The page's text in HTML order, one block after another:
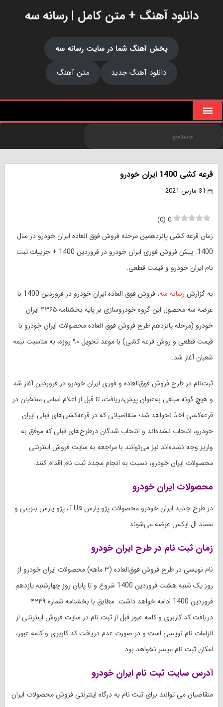
دانلود آهنگ + متن کامل | رسانه سه
پخش آهنگ شما در سایت رسانه سه
دانلود آهنگ جدید
متن آهنگ
قرعه کشی 1400 ایران خودرو
31 مارس 2021
0
(
0
)
زمان قرعه کشی پانزدهمین مرحله فروش فوق العاده ایران خودرو در سال
1400. پیش فروش فوری ایران خودرو در فروردین 1400 + جزییات ثبت
نام ایران خودرو و قیمت قطعی.
به گزارش رسانه سه
، فروش فوق العاده ایران خودرو در فروردین 1400 با
عرضه سه محصول این گروه خودروسازی بر پایه بخشنامه ۴۳۶۵ ایران
خودرو (مرحله پانزدهم طرح فروش فوق العاده محصولات ایران خودرو با
قیمت قطعی و روش قرعه کشی) با موعد تحویل ۹۰ روزه، به مناسبت نبمه
شعبان آغاز شد.
ثبت‌نام در طرح فروش فوق‌العاده و فوری ایران خودرو در فروردین آغاز شد
و هیچ گونه مبلغی به‌عنوان پیش‌دریافت، تا قبل از اعلام اسامی منتخبان در
قرعه‌کشی اخذ نخواهد شد؛ متقاضیانی که در قرعه‌کشی‌های قبلی ایران
خودرو، انتخاب نشده‌اند و انتخاب شدگان درطرح‌های قبلی که موفق به
واریز وجه نشده‌اند نیز می‌توانند با مراجعه به سایت فروش اینترنتی
محصولات ایران خودرو، نسبت به انجام مجدد ثبت نام اقدام کنند.
محصولات ایران خودرو
در طرح جدید ایران خودرو محصولات پژو پارس TU۵، پژو پارس بنزینی و
سمند ال ایکس عرضه می‌شوند.
زمان ثبت نام در طرح ایران خودرو
نام نویسی در طرح فروش فوق‌العاده (۳ ماهه) محصولات ایران خودرو از
روز یک شنبه هشت فروردین 1400 شروع و تا پایان روز چهارشنبه یازدهم
فروردین 1400 ادامه خواهد داشت. مطابق با بخشنامه شماره ۴۲۴۹
دریافت کد کاربری و کلمه عبور قبل از ثبت نام در سایت فروش اینترنتی از
الزامات نام نویسی است و در صورت عدم دریافت کد کاربری و کلمه عبور،
امکان ثبت نام میسر نخواهد بود.
آدرس سایت ثبت نام ایران خودرو
متقاضیان می توانند برای ثبت نام به درگاه اینترنتی فروش محصولات ایران